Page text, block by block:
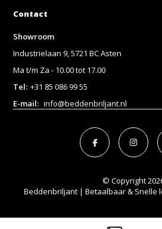
Contact
Showroom
Industrielaan 9, 5721 BC Asten
Ma t/m Za - 10.00 tot 17.00
Tel: +31 85 086 99 55
E-mail: info@beddenbriljant.nl
© Copyright
Beddenbriljant | Betaalbaar & Snelle